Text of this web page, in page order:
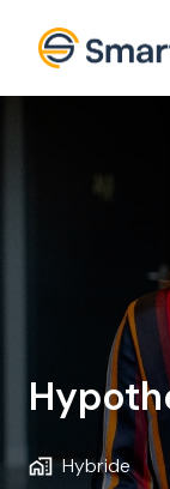
content
Homepagina
Hybride